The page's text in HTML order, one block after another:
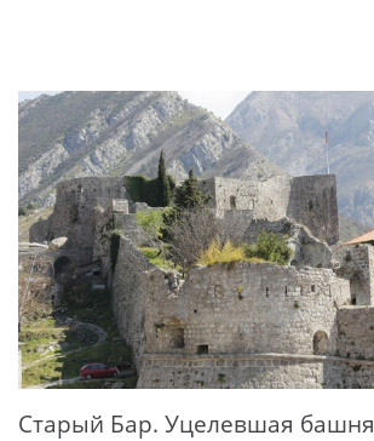
Старый Бар. Уцелевшая башня